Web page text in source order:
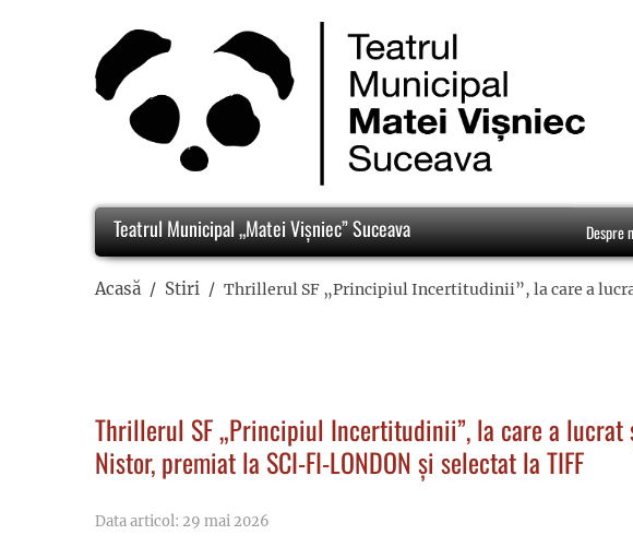
Teatrul Municipal „Matei Vișniec” Suceava Despre
Acasă Stiri Thrillerul SF „Principiul Incertitudinii”, la care a
Thrillerul SF „Principiul Incertitudinii”, la care a
Nistor, premiat la SCI-FI-LONDON și selectat la TIFF
Data articol: 29 mai 2026